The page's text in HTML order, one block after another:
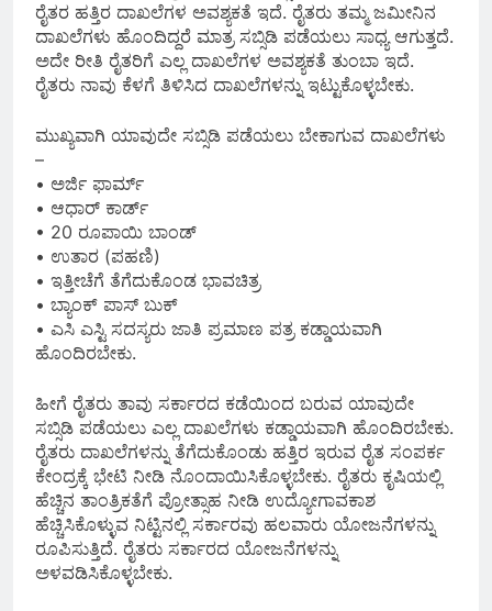
ರೈತರ ಹತ್ತಿರ ದಾಖಲೆಗಳ ಅವಶ್ಯಕತೆ ಇದೆ. ರೈತರು ತಮ್ಮ ಜಮೀನಿನ
ದಾಖಲೆಗಳು ಹೊಂದಿದ್ದರೆ ಮಾತ್ರ ಸಬ್ಸಿಡಿ ಪಡೆಯಲು ಸಾಧ್ಯ ಆಗುತ್ತದೆ.
ಅದೇ ರೀತಿ ರೈತರಿಗೆ ಎಲ್ಲ ದಾಖಲೆಗಳ ಅವಶ್ಯಕತೆ ತುಂಬಾ ಇದೆ.
ರೈತರು ನಾವು ಕೆಳಗೆ ತಿಳಿಸಿದ ದಾಖಲೆಗಳನ್ನು ಇಟ್ಟುಕೊಳ್ಳಬೇಕು.
ಮುಖ್ಯವಾಗಿ ಯಾವುದೇ ಸಬ್ಸಿಡಿ ಪಡೆಯಲು ಬೇಕಾಗುವ ದಾಖಲೆಗಳು
–
• ಅರ್ಜಿ ಫಾರ್ಮ್
• ಆಧಾರ್ ಕಾರ್ಡ್
• 20 ರೂಪಾಯಿ ಬಾಂಡ್
• ಉತಾರ (ಪಹಣಿ)
• ಇತ್ತೀಚೆಗೆ ತೆಗೆದುಕೊಂಡ ಭಾವಚಿತ್ರ
• ಬ್ಯಾಂಕ್ ಪಾಸ್ ಬುಕ್
• ಎಸಿ ಎಸ್ಟಿ ಸದಸ್ಯರು ಜಾತಿ ಪ್ರಮಾಣ ಪತ್ರ ಕಡ್ಡಾಯವಾಗಿ
ಹೊಂದಿರಬೇಕು.
ಹೀಗೆ ರೈತರು ತಾವು ಸರ್ಕಾರದ ಕಡೆಯಿಂದ ಬರುವ ಯಾವುದೇ
ಸಬ್ಸಿಡಿ ಪಡೆಯಲು ಎಲ್ಲ ದಾಖಲೆಗಳು ಕಡ್ಡಾಯವಾಗಿ ಹೊಂದಿರಬೇಕು.
ರೈತರು ದಾಖಲೆಗಳನ್ನು ತೆಗೆದುಕೊಂಡು ಹತ್ತಿರ ಇರುವ ರೈತ ಸಂಪರ್ಕ
ಕೇಂದ್ರಕ್ಕೆ ಭೇಟಿ ನೀಡಿ ನೊಂದಾಯಿಸಿಕೊಳ್ಳಬೇಕು. ರೈತರು ಕೃಷಿಯಲ್ಲಿ
ಹೆಚ್ಚಿನ ತಾಂತ್ರಿಕತೆಗೆ ಪ್ರೋತ್ಸಾಹ ನೀಡಿ ಉದ್ಯೋಗಾವಕಾಶ
ಹೆಚ್ಚಿಸಿಕೊಳ್ಳುವ ನಿಟ್ಟಿನಲ್ಲಿ ಸರ್ಕಾರವು ಹಲವಾರು ಯೋಜನೆಗಳನ್ನು
ರೂಪಿಸುತ್ತಿದೆ. ರೈತರು ಸರ್ಕಾರದ ಯೋಜನೆಗಳನ್ನು
ಅಳವಡಿಸಿಕೊಳ್ಳಬೇಕು.